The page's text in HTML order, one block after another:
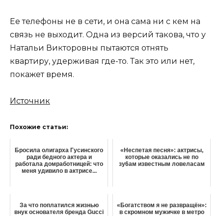
Ее телефоны не в сети, и она сама ни с кем на
связь не выходит. Одна из версий такова, что у
Натальи Викторовны пытаются отнять
квартиру, удерживая где-то. Так это или нет,
покажет время.
Источник
Похожие статьи:
Бросила олигарха Гусинского
ради бедного актера и
работала домработницей: что
меня удивило в актрисе...
«Неспетая песня»: актрисы,
которые оказались не по
зу6ам известным ловеласам
За что поплатился жизнью
внук основателя бренда Gucci
«Богатством я не развращён»:
в скромном мужичке в метро